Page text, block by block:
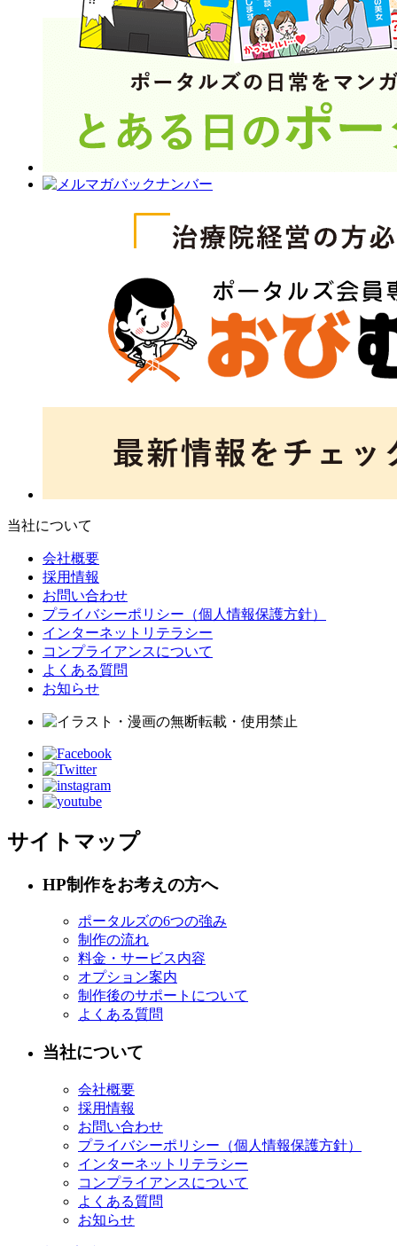
当社について
会社概要
採用情報
お問い合わせ
プライバシーポリシー（個人情報保護方針）
インターネットリテラシー
コンプライアンスについて
よくある質問
お知らせ
サイトマップ
HP制作をお考えの方へ
ポータルズの6つの強み
制作の流れ
料金・サービス内容
オプション案内
制作後のサポートについて
よくある質問
当社について
会社概要
採用情報
お問い合わせ
プライバシーポリシー（個人情報保護方針）
インターネットリテラシー
コンプライアンスについて
よくある質問
お知らせ